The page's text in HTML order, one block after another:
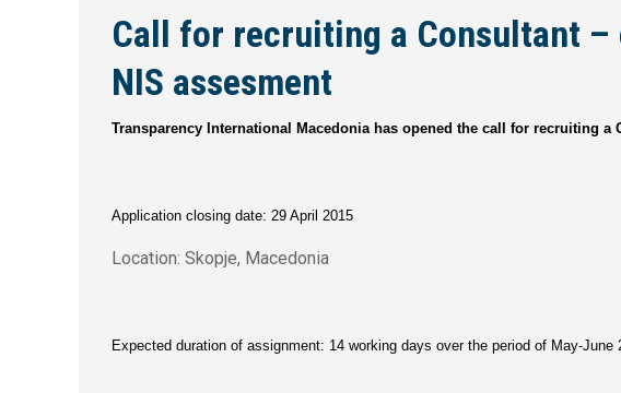
Call for recruiting a Consultant
NIS assesment
Transparency International Macedonia has opened the call for recruiting
Application closing date: 29 April 2015
Location: Skopje, Macedonia
Expected duration of assignment: 14 working days over the period of May-June